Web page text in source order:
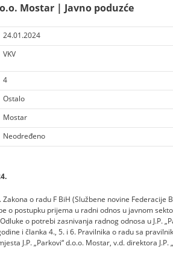
Mostar | Javno poduzće
24.01.2024
VKV
4
Ostalo
Mostar
Neodređeno
o radu F BiH (Službene novine Federacije
o postupku prijema u radni odnos u javnom
o potrebi zasnivanja radnog odnosa u J.P.
i članka 4., 5. i 6. Pravilnika o radu sa
J.P. „Parkovi“ d.o.o. Mostar, v.d. direktora